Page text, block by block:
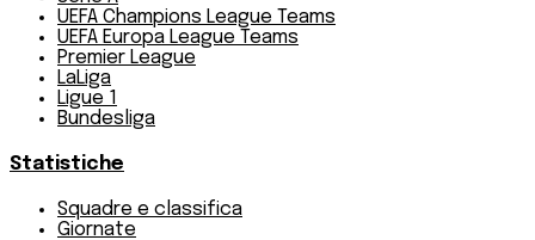
UEFA Champions League Teams
UEFA Europa League Teams
Premier League
LaLiga
Ligue 1
Bundesliga
Statistiche
Squadre e classifica
Giornate